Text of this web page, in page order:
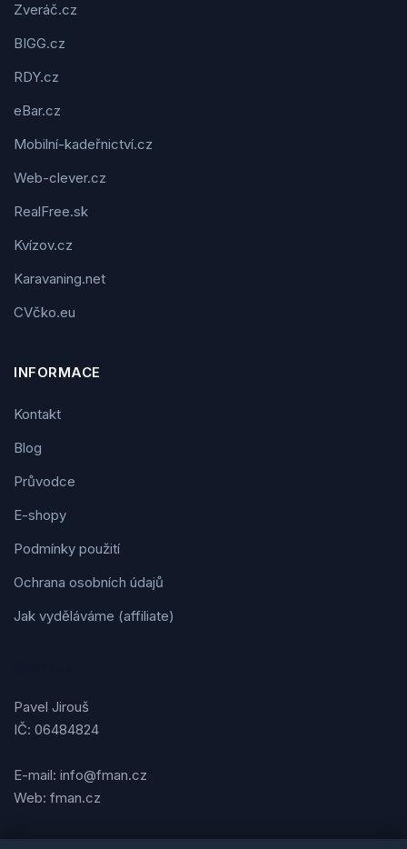
Zveráč.cz
BIGG.cz
RDY.cz
eBar.cz
Mobilní-kadeřnictví.cz
Web-clever.cz
RealFree.sk
Kvízov.cz
Karavaning.net
CVčko.eu
INFORMACE
Kontakt
Blog
Průvodce
E-shopy
Podmínky použití
Ochrana osobních údajů
Jak vyděláváme (affiliate)
Pavel Jirouš
IČ: 06484824
E-mail: info@fman.cz
Web: fman.cz